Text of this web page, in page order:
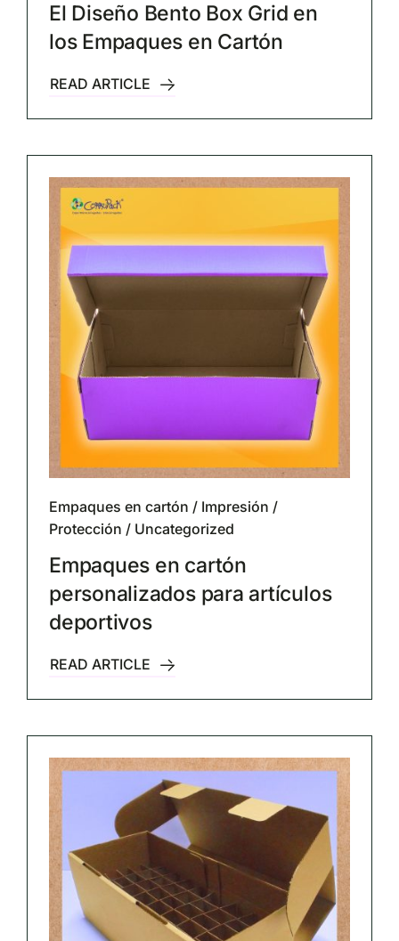
El Diseño Bento Box Grid en
los Empaques en Cartón
READ ARTICLE
Empaques en cartón / Impresión /
Protección / Uncategorized
Empaques en cartón
personalizados para artículos
deportivos
READ ARTICLE